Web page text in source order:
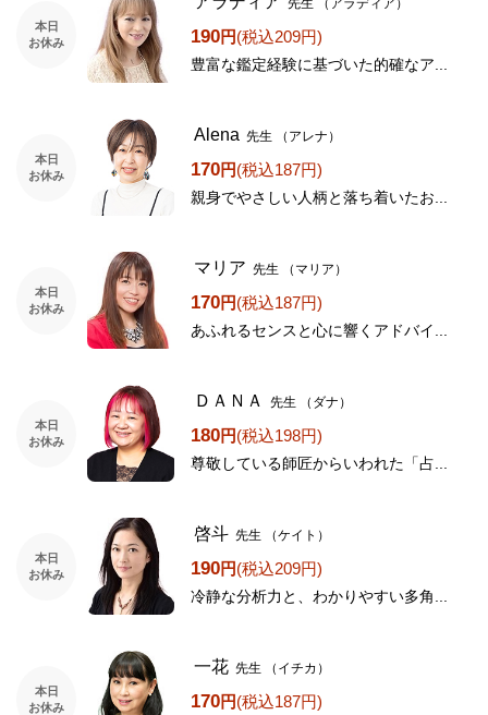
本日
お休み
190円(税込209円)
豊富な鑑定経験に基づいた的確なア...
本日
お休み
Alena 先生 （アレナ）
170円(税込187円)
親身でやさしい人柄と落ち着いたお...
本日
お休み
マリア 先生 （マリア）
170円(税込187円)
あふれるセンスと心に響くアドバイ...
本日
お休み
ＤＡＮＡ 先生 （ダナ）
180円(税込198円)
尊敬している師匠からいわれた「占...
本日
お休み
啓斗 先生 （ケイト）
190円(税込209円)
冷静な分析力と、わかりやすい多角...
本日
お休み
一花 先生 （イチカ）
170円(税込187円)